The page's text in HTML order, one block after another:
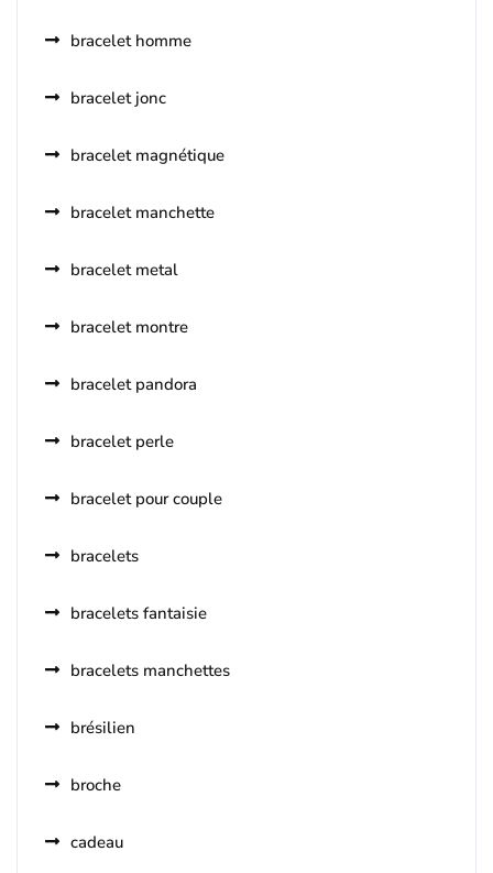
bracelet homme
bracelet jonc
bracelet magnétique
bracelet manchette
bracelet metal
bracelet montre
bracelet pandora
bracelet perle
bracelet pour couple
bracelets
bracelets fantaisie
bracelets manchettes
brésilien
broche
cadeau